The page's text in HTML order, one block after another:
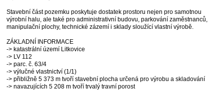
Stavební část pozemku poskytuje dostatek prostoru nejen pro samotnou
výrobní halu, ale také pro administrativní budovu, parkování zaměstnanců,
manipulační plochy, technické zázemí i sklady sloužící vlastní výrobě.
ZÁKLADNÍ INFORMACE
-> katastrální území Litkovice
-> LV 112
-> parc. č. 63/4
-> výlučné vlastnictví (1/1)
-> přibližně 5 373 m tvoří stavební plocha určená pro výrobu a skladování
-> navazujících 5 208 m tvoří trvalý travní porost